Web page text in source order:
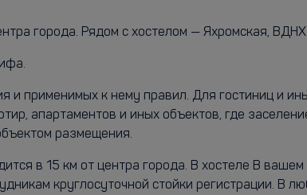
города. Рядом с хостелом — Яхромская,
и применимых к нему правил. Для гостиниц и
апартаментов и иных объектов, где
размещения.
в 15 км от центра города. В хостеле В
круглосуточной стойки регистрации. В